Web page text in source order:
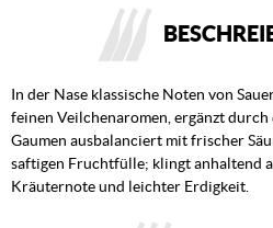
In der Nase klassische Noten von
feinen Veilchenaromen, ergänzt durch
Gaumen ausbalanciert mit frischer
saftigen Fruchtfülle; klingt anhaltend
Kräuternote und leichter Erdigkeit.